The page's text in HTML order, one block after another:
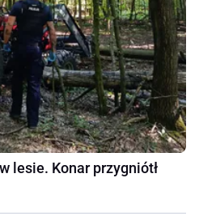
lesie. Konar przygniótł